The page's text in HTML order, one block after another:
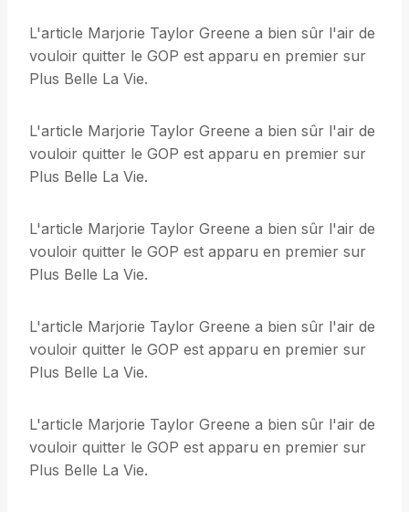
L'article Marjorie Taylor Greene a bien sûr l'air de
vouloir quitter le GOP est apparu en premier sur
Plus Belle La Vie.
L'article Marjorie Taylor Greene a bien sûr l'air de
vouloir quitter le GOP est apparu en premier sur
Plus Belle La Vie.
L'article Marjorie Taylor Greene a bien sûr l'air de
vouloir quitter le GOP est apparu en premier sur
Plus Belle La Vie.
L'article Marjorie Taylor Greene a bien sûr l'air de
vouloir quitter le GOP est apparu en premier sur
Plus Belle La Vie.
L'article Marjorie Taylor Greene a bien sûr l'air de
vouloir quitter le GOP est apparu en premier sur
Plus Belle La Vie.